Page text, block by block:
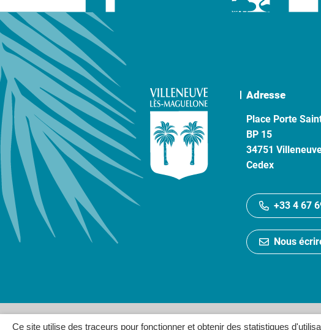
Ce site utilise des traceurs pour fonctionner et obtenir des statistiques
Adresse
Place Porte
BP 15
34751
Cedex
+33 4 67
Nous